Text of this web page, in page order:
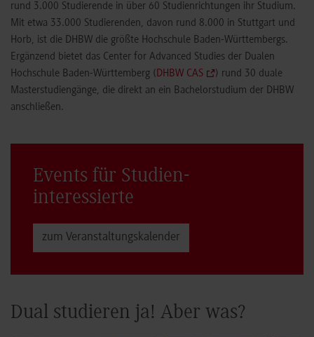
rund 3.000 Studierende in über 60 Studienrichtungen ihr Studium.
Mit etwa 33.000 Studierenden, davon rund 8.000 in Stuttgart und
Horb, ist die DHBW die größte Hochschule Baden-Württembergs.
Ergänzend bietet das Center for Advanced Studies der Dualen
Hochschule Baden-Württemberg (DHBW CAS
) rund 30 duale
Masterstudiengänge, die direkt an ein Bachelorstudium der DHBW
anschließen.
Events für Studien­
interessierte
zum Veranstaltungs­kalender
Dual studieren ja! Aber was?